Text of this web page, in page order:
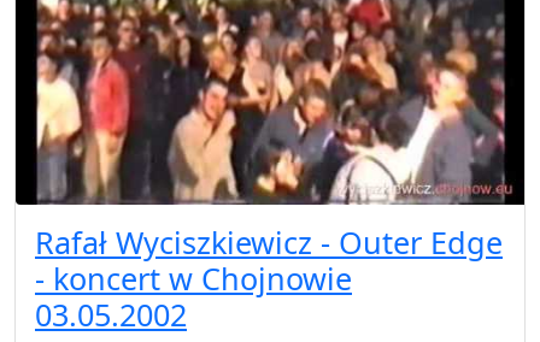
Rafał Wyciszkiewicz - Outer Edge
- koncert w Chojnowie
03.05.2002